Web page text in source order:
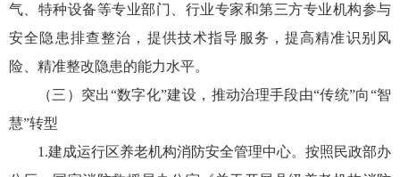
气、特种设备等专业部门、行业专家和第三方专业机构参与
安全隐患排查整治，提供技术指导服务，提高精准识别风
险、精准整改隐患的能力水平。
（三）突出“数字化”建设，推动治理手段由“传统”向“智
慧”转型
1.建成运行区养老机构消防安全管理中心。按照民政部办